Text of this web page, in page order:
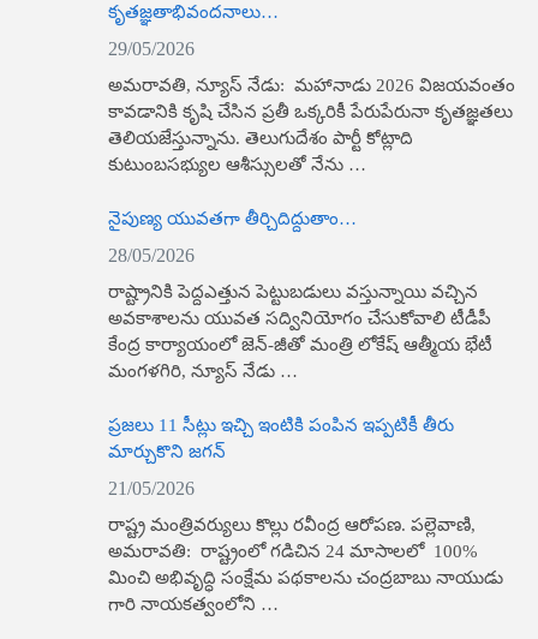
కృత‌జ్ఞతాభివంద‌నాలు…
29/05/2026
అమరావతి, న్యూస్​ నేడు: మ‌హానాడు 2026 విజ‌య‌వంతం
కావ‌డానికి కృషి చేసిన ప్రతీ ఒక్కరికీ పేరుపేరునా కృత‌జ్ఞత‌లు
తెలియ‌జేస్తున్నాను. తెలుగుదేశం పార్టీ కోట్లాది
కుటుంబ‌స‌భ్యుల ఆశీస్సుల‌తో నేను …
నైపుణ్య యువతగా తీర్చిదిద్దుతాం…
28/05/2026
రాష్ట్రానికి పెద్దఎత్తున పెట్టుబడులు వస్తున్నాయి వచ్చిన
అవకాశాలను యువత సద్వినియోగం చేసుకోవాలి టీడీపీ
కేంద్ర కార్యాయంలో జెన్-జీతో మంత్రి లోకేష్ ఆత్మీయ భేటీ
మంగళగిరి, న్యూస్​ నేడు …
ప్రజలు 11 సీట్లు ఇచ్చి ఇంటికి పంపిన ఇప్పటికీ తీరు
మార్చుకొని జగన్
21/05/2026
రాష్ట్ర మంత్రివర్యులు కొల్లు రవీంద్ర ఆరోపణ. పల్లెవాణి,
అమరావతి: రాష్ట్రంలో గడిచిన 24 మాసాలలో 100%
మించి అభివృద్ధి సంక్షేమ పథకాలను చంద్రబాబు నాయుడు
గారి నాయకత్వంలోని …